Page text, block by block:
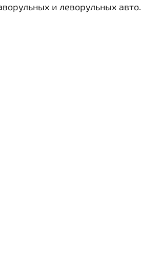
и леворульных авто.